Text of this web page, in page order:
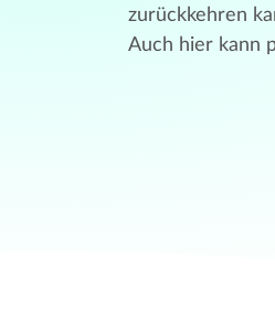
zurückkehren
Auch hier kann